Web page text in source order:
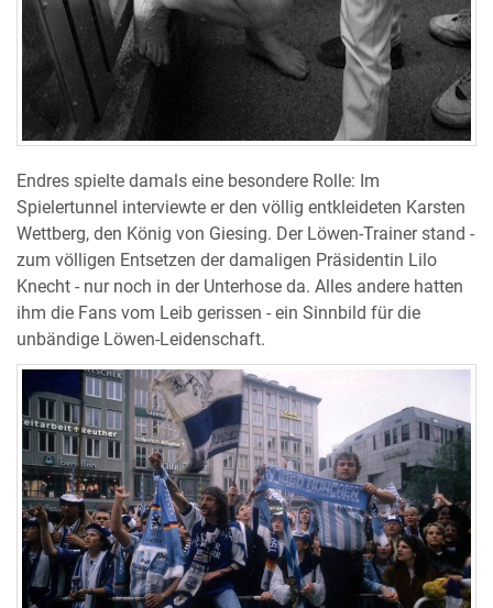
Endres spielte damals eine besondere Rolle: Im
Spielertunnel interviewte er den völlig entkleideten Karsten
Wettberg, den König von Giesing. Der Löwen-Trainer stand -
zum völligen Entsetzen der damaligen Präsidentin Lilo
Knecht - nur noch in der Unterhose da. Alles andere hatten
ihm die Fans vom Leib gerissen - ein Sinnbild für die
unbändige Löwen-Leidenschaft.